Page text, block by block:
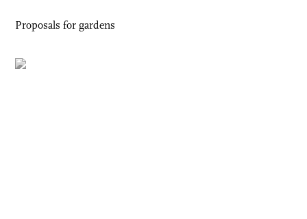
Proposals for gardens